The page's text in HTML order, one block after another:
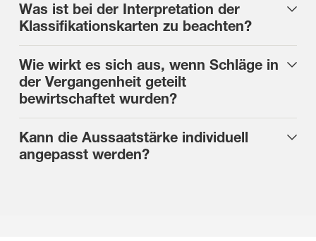
Was ist bei der Interpretation der
Klassifikationskarten zu beachten?
Wie wirkt es sich aus, wenn Schläge in
der Vergangenheit geteilt
bewirtschaftet wurden?
Kann die Aussaatstärke individuell
angepasst werden?